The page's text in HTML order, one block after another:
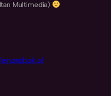
Multimedia)